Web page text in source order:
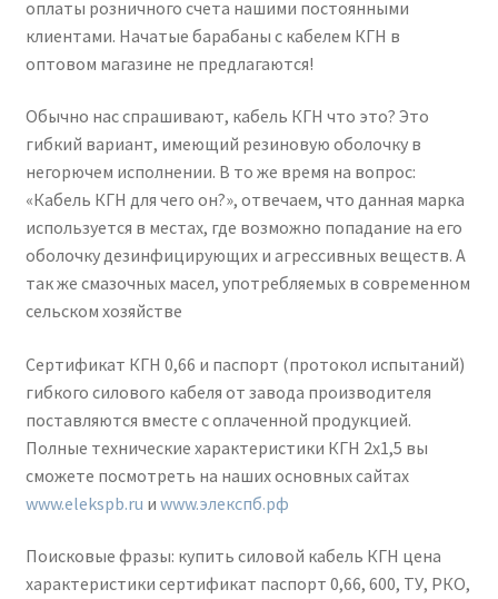
оплаты розничного счета нашими постоянными
клиентами. Начатые барабаны с кабелем КГН в
оптовом магазине не предлагаются!
Обычно нас спрашивают, кабель КГН что это? Это
гибкий вариант, имеющий резиновую оболочку в
негорючем исполнении. В то же время на вопрос:
«Кабель КГН для чего он?», отвечаем, что данная марка
используется в местах, где возможно попадание на его
оболочку дезинфицирующих и агрессивных веществ. А
так же смазочных масел, употребляемых в современном
сельском хозяйстве
Сертификат КГН 0,66 и паспорт (протокол испытаний)
гибкого силового кабеля от завода производителя
поставляются вместе с оплаченной продукцией.
Полные технические характеристики КГН 2х1,5 вы
сможете посмотреть на наших основных сайтах
www.elekspb.ru и www.элекспб.рф
Поисковые фразы: купить силовой кабель КГН цена
характеристики сертификат паспорт 0,66, 600, ТУ, РКО,